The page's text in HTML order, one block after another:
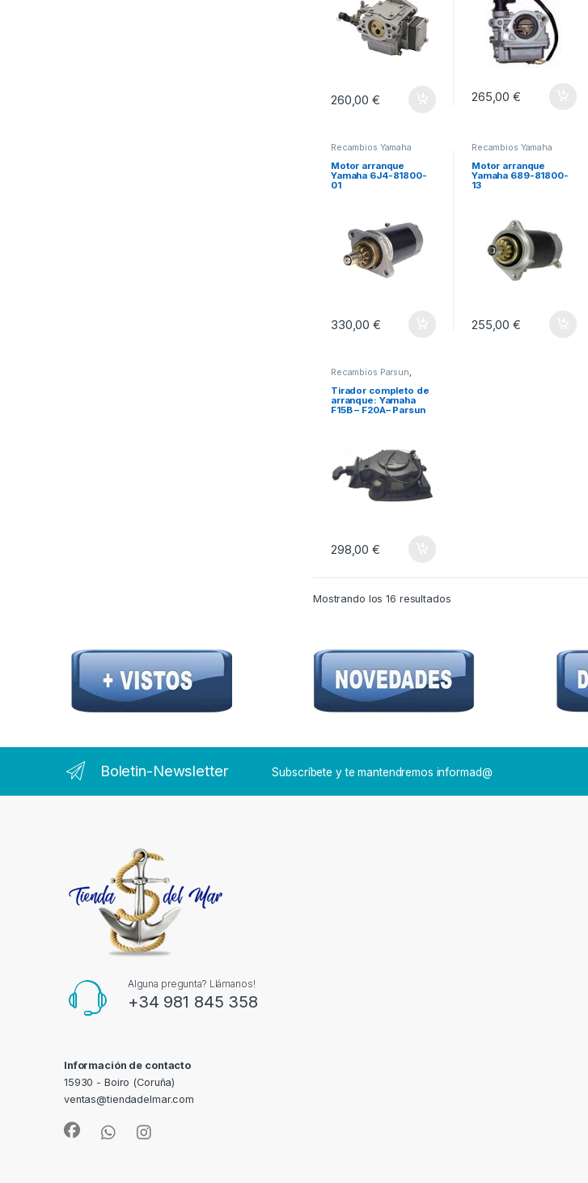
260,00€ 265,00€
Recambios Yamaha
Motor arranque
Yamaha 6J4-81800-
01
330,00€
Recambios Yamaha
Motor arranque
Yamaha 689-81800-
13
255,00€
Recambios Parsun
Recambios Yamaha
Tirador completo de
arranque: Yamaha
F15B – F20A– Parsun
298,00€
Mostrando los 16 resultados
Boletin-Newsletter Subscríbete y te mantendremos informad@
Alguna pregunta? Llámanos!
+34 981 845 358
Información de contacto
15930 - Boiro (Coruña)
ventas@tiendadelmar.com